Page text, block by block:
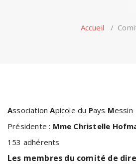
Accueil /
AssociationApicole du Pays Messin
Présidente : Mme Christelle
153 adhérents
Les membres du comité de